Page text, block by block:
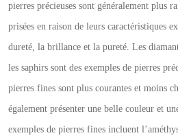
pierres précieuses sont généralement plus
prisées en raison de leurs caractéristiques
dureté, la brillance et la pureté. Les
les saphirs sont des exemples de pierres
pierres fines sont plus courantes et moins
également présenter une belle couleur et
exemples de pierres fines incluent